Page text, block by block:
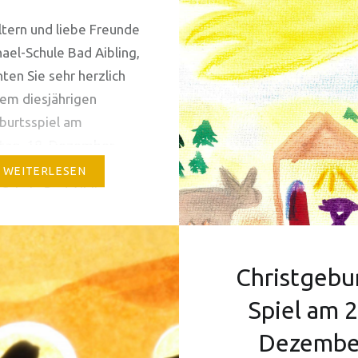
und liebe Freunde
Schule Bad Aibling,
Sie sehr herzlich
diesjährigen
am
19.00 Uhr im Saal der
Bad Aibling
Jahr, mit
durch einen
der
und einen
das Oberuferer
einstudiert,
WEITERLESEN
Spiel am